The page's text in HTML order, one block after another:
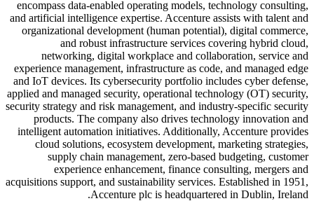
encompass data-enabled operating models, technology consulting,
and artificial intelligence expertise. Accenture assists with talent and
organizational development (human potential), digital commerce,
and robust infrastructure services covering hybrid cloud,
networking, digital workplace and collaboration, service and
experience management, infrastructure as code, and managed edge
and IoT devices. Its cybersecurity portfolio includes cyber defense,
applied and managed security, operational technology (OT) security,
security strategy and risk management, and industry-specific security
products. The company also drives technology innovation and
intelligent automation initiatives. Additionally, Accenture provides
cloud solutions, ecosystem development, marketing strategies,
supply chain management, zero-based budgeting, customer
experience enhancement, finance consulting, mergers and
acquisitions support, and sustainability services. Established in 1951,
Accenture plc is headquartered in Dublin, Ireland.